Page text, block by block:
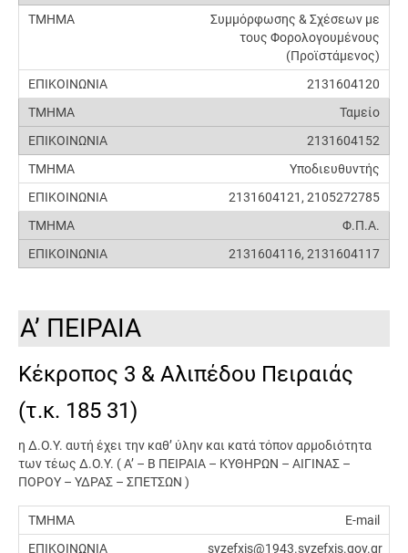
Συμμόρφωσης & Σχέσεων με
τους Φορολογουμένους
(Προϊστάμενος)
2131604120
Ταμείο
2131604152
Υποδιευθυντής
2131604121, 2105272785
Φ.Π.Α.
2131604116, 2131604117
Α’ ΠΕΙΡΑΙΑ
Κέκροπος 3 & Αλιπέδου Πειραιάς
(τ.κ. 185 31)
η Δ.Ο.Υ. αυτή έχει την καθ’ ύλην και κατά τόπον αρμοδιότητα
των τέως Δ.Ο.Υ. ( Α’ – Β ΠΕΙΡΑΙΑ – ΚΥΘΗΡΩΝ – ΑΙΓΙΝΑΣ –
ΠΟΡΟΥ – ΥΔΡΑΣ – ΣΠΕΤΣΩΝ )
E-mail
syzefxis@1943.syzefxis.gov.gr